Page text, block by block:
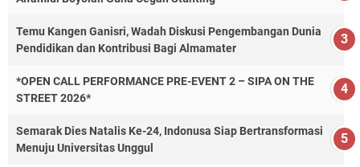
Temu Kangen Ganisri, Wadah Diskusi Pengembangan Dunia
Pendidikan dan Kontribusi Bagi Almamater
*OPEN CALL PERFORMANCE PRE-EVENT 2 – SIPA ON THE
STREET 2026*
Semarak Dies Natalis Ke-24, Indonusa Siap Bertransformasi
Menuju Universitas Unggul